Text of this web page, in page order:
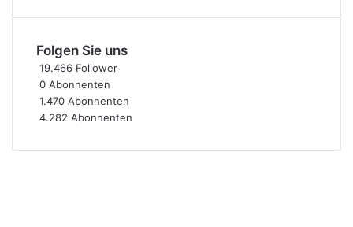
Folgen Sie uns
19.466 Follower
0 Abonnenten
1.470 Abonnenten
4.282 Abonnenten